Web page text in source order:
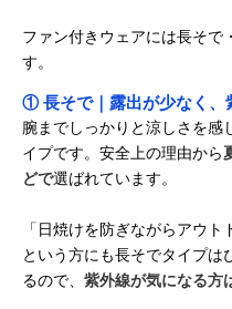
ファン付きウェアには長そで
す。
① 長そで｜露出が少なく、
腕までしっかりと涼しさを感
イプです。安全上の理由から
どで選ばれています。
「日焼けを防ぎながらアウト
という方にも長そでタイプは
るので、 紫外線が気になる方